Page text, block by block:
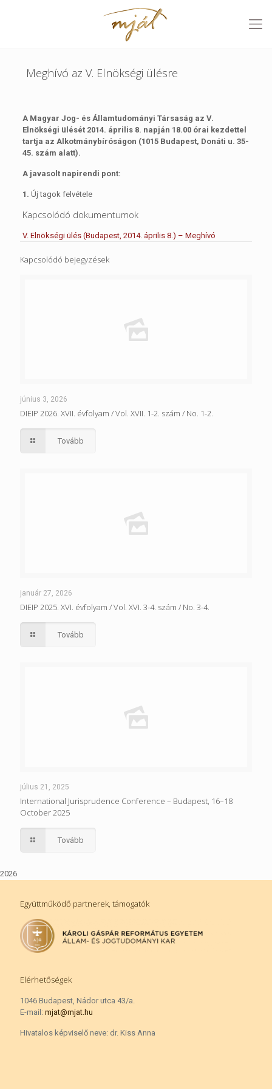
Meghívó az V. Elnökségi ülésre
A Magyar Jog- és Államtudományi Társaság az V.
Elnökségi ülését 2014. április 8. napján 18.00 órai kezdettel
tartja az Alkotmánybíróságon (1015 Budapest, Donáti u. 35-
45. szám alatt).
A javasolt napirendi pont:
1. Új tagok felvétele
Kapcsolódó dokumentumok
V. Elnökségi ülés (Budapest, 2014. április 8.) – Meghívó
Kapcsolódó bejegyzések
június 3, 2026
DIEIP 2026. XVII. évfolyam / Vol. XVII. 1-2. szám / No. 1-2.
Tovább
január 27, 2026
DIEIP 2025. XVI. évfolyam / Vol. XVI. 3-4. szám / No. 3-4.
Tovább
július 21, 2025
International Jurisprudence Conference – Budapest, 16–18
October 2025
Tovább
Együttműködő partnerek, támogatók
Elérhetőségek
1046 Budapest, Nádor utca 43/a.
E-mail: mjat@mjat.hu
Hivatalos képviselő neve: dr. Kiss Anna
2026